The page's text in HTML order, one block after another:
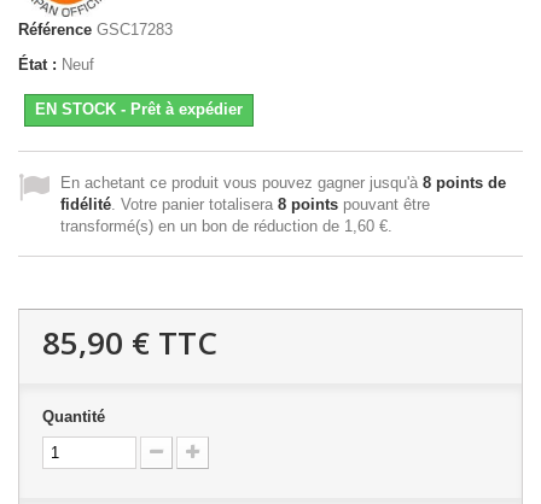
Référence GSC17283
État : Neuf
EN STOCK - Prêt à expédier
En achetant ce produit vous pouvez gagner jusqu'à 8 points de
fidélité . Votre panier totalisera 8 points pouvant être
transformé(s) en un bon de réduction de 1,60 €
85,90 € TTC
Quantité